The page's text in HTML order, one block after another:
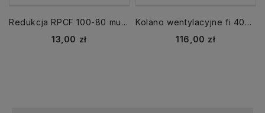
Redukcja RPCF 100-80 mufowa mufa-nypel
Cena
13,00 zł
Kolano wentylacyjne fi 400 mm kąt 90 krótkie
Cena
116,00 zł